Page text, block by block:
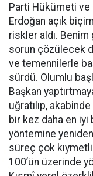
Parti Hükümeti ve
Erdoğan açık
riskler aldı.
sorun çözülecek
ve temennilerle
sürdü. Olumlu
Başkan
uğratılıp,
bir kez daha en iyi
yöntemine
süreç çok
100’ün üzerinde